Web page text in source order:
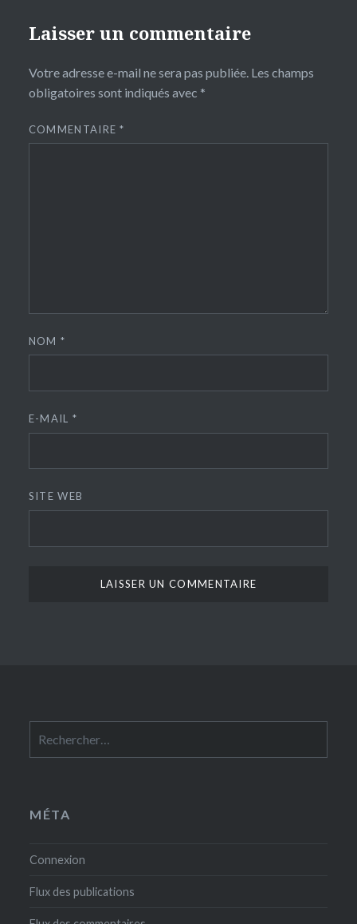
Laisser un commentaire
Votre adresse e-mail ne sera pas publiée. Les champs
obligatoires sont indiqués avec *
COMMENTAIRE*
NOM*
E-MAIL *
SITE WEB
MÉTA
Connexion
Flux des publications